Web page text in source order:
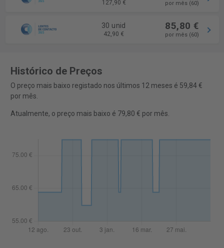
127,90 € por mês (60)
30 unid
42,90 €
85,80 €
por mês (60)
Histórico de Preços
O preço mais baixo registado nos últimos 12 meses é 59,84 €
por mês.
Atualmente, o preço mais baixo é 79,80 € por mês.